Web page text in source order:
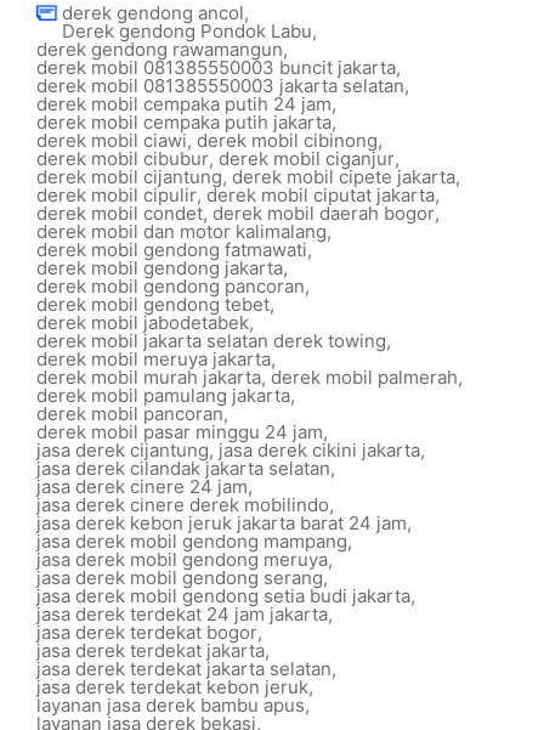
derek gendong ancol,
Derek gendong Pondok Labu,
derek gendong rawamangun,
derek mobil 081385550003 buncit jakarta,
derek mobil 081385550003 jakarta selatan,
derek mobil cempaka putih 24 jam,
derek mobil cempaka putih jakarta,
derek mobil ciawi, derek mobil cibinong,
derek mobil cibubur, derek mobil ciganjur,
derek mobil cijantung, derek mobil cipete jakarta,
derek mobil cipulir, derek mobil ciputat jakarta,
derek mobil condet, derek mobil daerah bogor,
derek mobil dan motor kalimalang,
derek mobil gendong fatmawati,
derek mobil gendong jakarta,
derek mobil gendong pancoran,
derek mobil gendong tebet,
derek mobil jabodetabek,
derek mobil jakarta selatan derek towing,
derek mobil meruya jakarta,
derek mobil murah jakarta, derek mobil palmerah,
derek mobil pamulang jakarta,
derek mobil pancoran,
derek mobil pasar minggu 24 jam,
jasa derek cijantung, jasa derek cikini jakarta,
jasa derek cilandak jakarta selatan,
jasa derek cinere 24 jam,
jasa derek cinere derek mobilindo,
jasa derek kebon jeruk jakarta barat 24 jam,
jasa derek mobil gendong mampang,
jasa derek mobil gendong meruya,
jasa derek mobil gendong serang,
jasa derek mobil gendong setia budi jakarta,
jasa derek terdekat 24 jam jakarta,
jasa derek terdekat bogor,
jasa derek terdekat jakarta,
jasa derek terdekat jakarta selatan,
jasa derek terdekat kebon jeruk,
layanan jasa derek bambu apus,
layanan jasa derek bekasi,